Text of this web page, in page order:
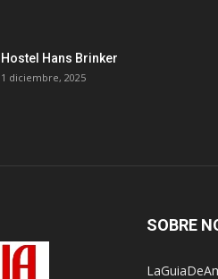
Hostel Hans Brinker
1 diciembre, 2025
SOBRE